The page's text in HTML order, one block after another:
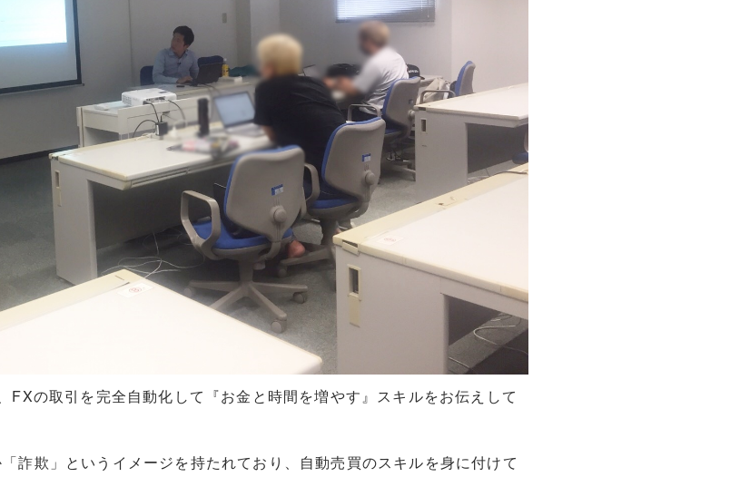
FXの取引を完全自動化して『お金と時間を増やす』スキルをお伝えして
詐欺」というイメージを持たれており、自動売買のスキルを身に付けて